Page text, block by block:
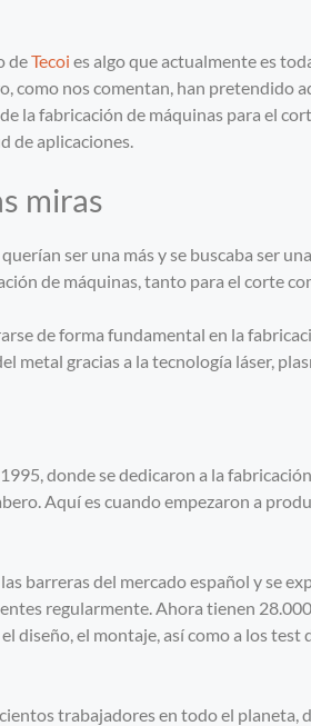
deTecoi es algo que actualmente es
como nos comentan, han pretendido
la fabricación de máquinas para el
de aplicaciones.
miras
ser una más y se buscaba ser
de máquinas, tanto para el corte
de forma fundamental en la
metal gracias a la tecnología láser,
donde se dedicaron a la
Aquí es cuando empezaron a
barreras del mercado español y se
regularmente. Ahora tienen
diseño, el montaje, así como a los test
trabajadores en todo el planeta,